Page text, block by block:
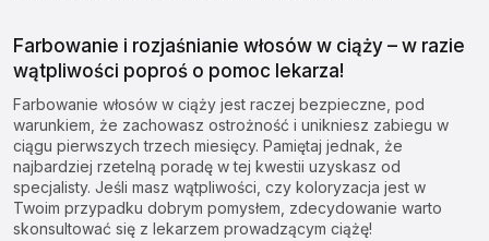
Farbowanie i rozjaśnianie włosów w ciąży – w razie
wątpliwości poproś o pomoc lekarza!
Farbowanie włosów w ciąży jest raczej bezpieczne, pod
warunkiem, że zachowasz ostrożność i unikniesz zabiegu w
ciągu pierwszych trzech miesięcy. Pamiętaj jednak, że
najbardziej rzetelną poradę w tej kwestii uzyskasz od
specjalisty. Jeśli masz wątpliwości, czy koloryzacja jest w
Twoim przypadku dobrym pomysłem, zdecydowanie warto
skonsultować się z lekarzem prowadzącym ciążę!